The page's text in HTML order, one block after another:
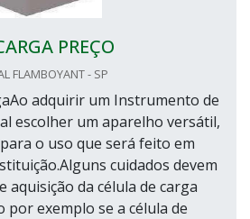
PREÇO
FLAMBOYANT - SP
adquirir um Instrumento de
escolher um aparelho versátil,
o uso que será feito em
cuidados devem
aquisição da célula de carga
por exemplo se a célula de